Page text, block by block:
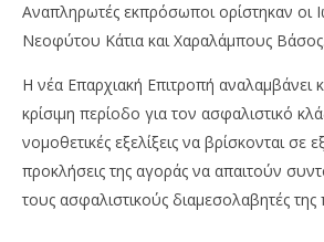
Αναπληρωτές εκπρόσωποι ορίστηκαν οι
Νεοφύτου Κάτια και Χαραλάμπους Βάσος.
Η νέα Επαρχιακή Επιτροπή αναλαμβάνει
κρίσιμη περίοδο για τον ασφαλιστικό
νομοθετικές εξελίξεις να βρίσκονται σε
προκλήσεις της αγοράς να απαιτούν
τους ασφαλιστικούς διαμεσολαβητές της